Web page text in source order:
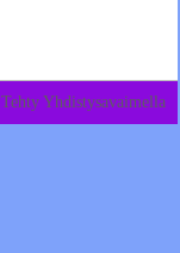
Tehty Yhdistysavaimella